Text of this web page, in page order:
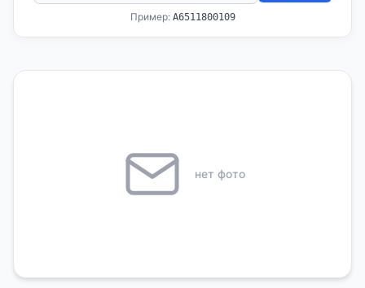
Пример: A6511800109
нет фото